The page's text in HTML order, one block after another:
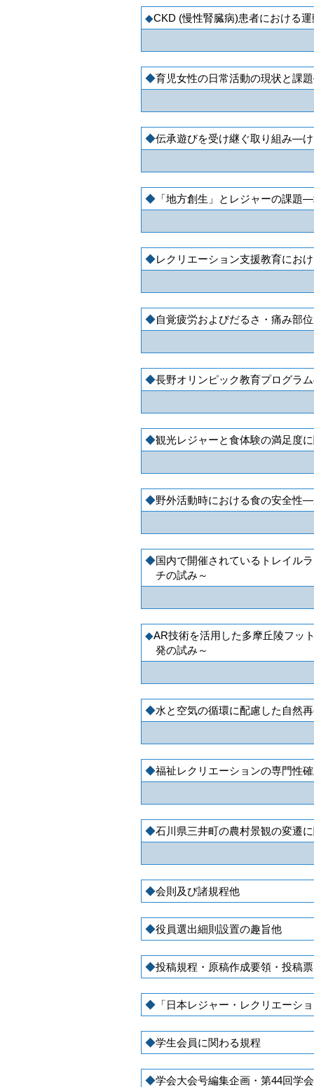
CKD (慢性腎臓病)患者における
育児女性の日常活動の現状と課
伝承遊びを受け継ぐ取り組み―
「地方創生」とレジャーの課
レクリエーション支援教育にお
自覚疲労およびだるさ・痛み部
長野オリンピック教育プログラ
観光レジャーと食体験の満足
野外活動時における食の安全性
国内で開催されているトレイル
チの試み～
AR技術を活用した多摩丘陵フッ
発の試み～
水と空気の循環に配慮した自然
福祉レクリエーションの専門性
石川県三井町の農村景観の変遷
会則及び諸規程他
役員選出細則設置の趣旨他
投稿規程・原稿作成要領・投稿票
「日本レジャー・レクリエーシ
学生会員に関わる規程
学会大会号編集企画・第44回学